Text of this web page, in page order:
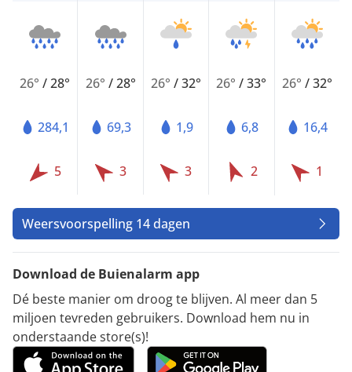
26°/28°
284,1
5
26° /28°
69,3
3
26° /32°
1,9
3
26°/33°
6,8
2
26° /32°
16,4
1
Weersvoorspelling 14 dagen
Download de Buienalarm app
Dé beste manier om droog te blijven. Al meer dan 5
miljoen tevreden gebruikers. Download hem nu in
onderstaande store(s)!